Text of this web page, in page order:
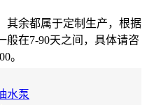
其余都属于定制生产，根据
般在7-90天之间，具体请咨
。